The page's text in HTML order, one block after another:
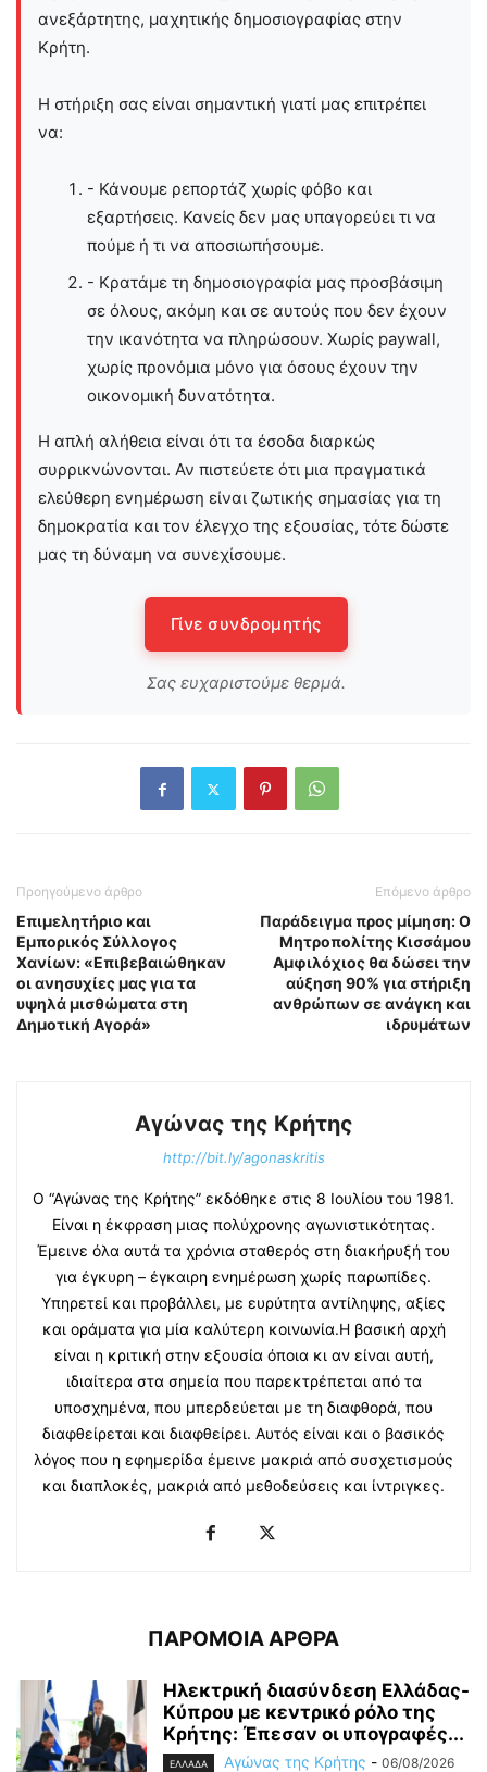
ανεξάρτητης, μαχητικής δημοσιογραφίας στην
Kρήτη.
Η στήριξη σας είναι σημαντική γιατί μας επιτρέπει
να:
- Κάνουμε ρεπορτάζ χωρίς φόβο και
εξαρτήσεις. Κανείς δεν μας υπαγορεύει τι να
πούμε ή τι να αποσιωπήσουμε.
- Κρατάμε τη δημοσιογραφία μας προσβάσιμη
σε όλους, ακόμη και σε αυτούς που δεν έχουν
την ικανότητα να πληρώσουν. Χωρίς paywall,
χωρίς προνόμια μόνο για όσους έχουν την
οικονομική δυνατότητα.
Η απλή αλήθεια είναι ότι τα έσοδα διαρκώς
συρρικνώνονται. Αν πιστεύετε ότι μια πραγματικά
ελεύθερη ενημέρωση είναι ζωτικής σημασίας για τη
δημοκρατία και τον έλεγχο της εξουσίας, τότε δώστε
μας τη δύναμη να συνεχίσουμε.
Γίνε συνδρομητής
Σας ευχαριστούμε θερμά.
Προηγούμενο άρθρο
Επιμελητήριο και
Εμπορικός Σύλλογος
Χανίων: «Επιβεβαιώθηκαν
οι ανησυχίες μας για τα
υψηλά μισθώματα στη
Δημοτική Αγορά»
Επόμενο άρθρο
Παράδειγμα προς μίμηση: Ο
Μητροπολίτης Κισσάμου
Αμφιλόχιος θα δώσει την
αύξηση 90% για στήριξη
ανθρώπων σε ανάγκη και
ιδρυμάτων
Αγώνας της Κρήτης
http://bit.ly/agonaskritis
Ο “Αγώνας της Κρήτης” εκδόθηκε στις 8 Ιουλίου του 1981.
Είναι η έκφραση μιας πολύχρονης αγωνιστικότητας.
Έμεινε όλα αυτά τα χρόνια σταθερός στη διακήρυξή του
για έγκυρη – έγκαιρη ενημέρωση χωρίς παρωπίδες.
Υπηρετεί και προβάλλει, με ευρύτητα αντίληψης, αξίες
και οράματα για μία καλύτερη κοινωνία.Η βασική αρχή
είναι η κριτική στην εξουσία όποια κι αν είναι αυτή,
ιδιαίτερα στα σημεία που παρεκτρέπεται από τα
υποσχημένα, που μπερδεύεται με τη διαφθορά, που
διαφθείρεται και διαφθείρει. Αυτός είναι και ο βασικός
λόγος που η εφημερίδα έμεινε μακριά από συσχετισμούς
και διαπλοκές, μακριά από μεθοδεύσεις και ίντριγκες.
ΠΑΡΟΜΟΙΑ ΑΡΘΡΑ
Ηλεκτρική διασύνδεση Ελλάδας-
Κύπρου με κεντρικό ρόλο της
Κρήτης: Έπεσαν οι υπογραφές...
ΕΛΛΑΔΑ Αγώνας της Κρήτης - 06/08/2026